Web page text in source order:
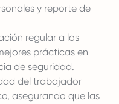
y reporte de
regular a los
prácticas en
de seguridad.
del trabajador
asegurando que las